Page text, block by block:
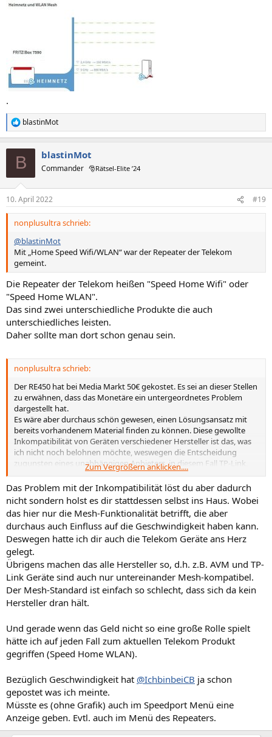
.
R
e
e
n
blastinMot
B blastinMot
Commander 🎅Rätsel-Elite ’24
10. April 2022 #19
nonplusultra schrieb:
@blastinMot
Mit „Home Speed Wifi/WLAN“ war der Repeater der Telekom
gemeint.
Die Repeater der Telekom heißen "Speed Home Wifi" oder
"Speed Home WLAN".
Das sind zwei unterschiedliche Produkte die auch
unterschiedliches leisten.
Daher sollte man dort schon genau sein.
nonplusultra schrieb:
Der RE450 hat bei Media Markt 50€ gekostet. Es sei an dieser Stellen
zu erwähnen, dass das Monetäre ein untergeordnetes Problem
dargestellt hat.
Es wäre aber durchaus schön gewesen, einen Lösungsansatz mit
bereits vorhandenem Material finden zu können. Diese gewollte
Inkompatibilität von Geräten verschiedener Hersteller ist das, was
ich nicht noch belohnen möchte, weswegen die Entscheidung
zugunsten eines unabhängigen Anbieters, in diesem Fall TP-Link,
gefallen ist.
Zum Vergrößern anklicken....
Das Problem mit der Inkompatibilität löst du aber dadurch
nicht sondern holst es dir stattdessen selbst ins Haus. Wobei
das hier nur die Mesh-Funktionalität betrifft, die aber
durchaus auch Einfluss auf die Geschwindigkeit haben kann.
Deswegen hatte ich dir auch die Telekom Geräte ans Herz
gelegt.
Übrigens machen das alle Hersteller so, d.h. z.B. AVM und TP-
Link Geräte sind auch nur untereinander Mesh-kompatibel.
Der Mesh-Standard ist einfach so schlecht, dass sich da kein
Hersteller dran hält.
Und gerade wenn das Geld nicht so eine große Rolle spielt
hätte ich auf jeden Fall zum aktuellen Telekom Produkt
gegriffen (Speed Home WLAN).
Bezüglich Geschwindigkeit hat @IchbinbeiCB ja schon
gepostet was ich meinte.
Müsste es (ohne Grafik) auch im Speedport Menü eine
Anzeige geben. Evtl. auch im Menü des Repeaters.